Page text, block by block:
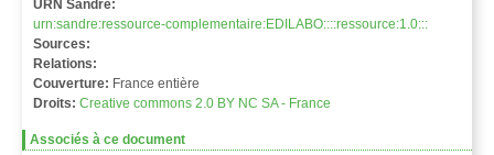
URN Sandre:
urn:sandre:ressource-complementaire:EDILABO::::ressource:1.0:::
Sources:
Relations:
Couverture: France entière
Droits: Creative commons 2.0 BY NC SA - France
Associés à ce document